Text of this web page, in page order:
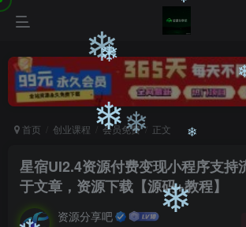
首页 创业课程 会员免费 正文
星宿UI2.4资源付费变现小程序支持
于文章，资源下载【源码+教程】
资源分享吧
❄
❄
❄
❄
❄
❄